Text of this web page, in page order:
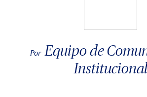
Por Equipo de
Institucional